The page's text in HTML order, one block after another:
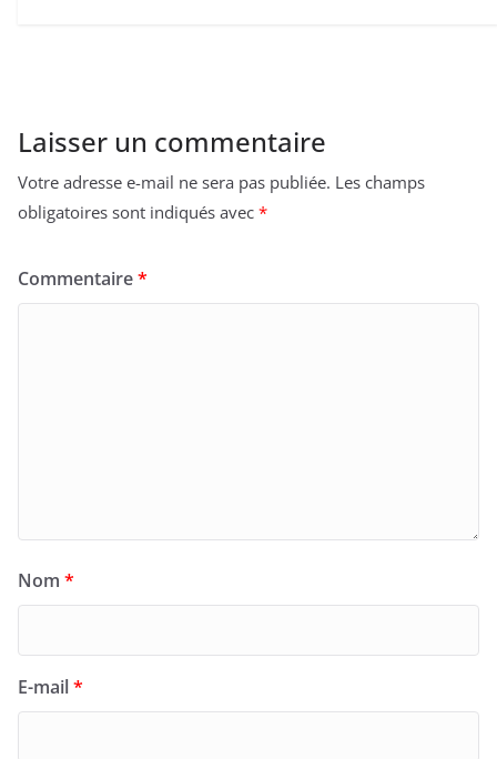
Laisser un commentaire
Votre adresse e-mail ne sera pas publiée. Les champs
obligatoires sont indiqués avec *
Commentaire*
Nom *
E-mail*